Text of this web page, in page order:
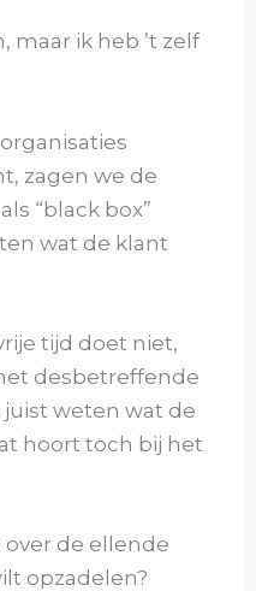
maar ik heb ’t zelf
zagen we de
“black box”
wat de klant
tijd doet niet,
desbetreffende
weten wat de
hoort toch bij het
de ellende
opzadelen?